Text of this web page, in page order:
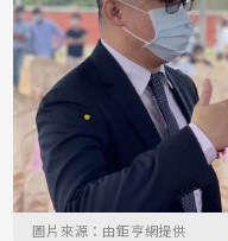
圖片來源：由鉅亨網提供